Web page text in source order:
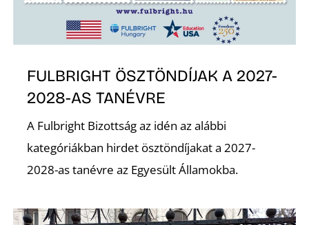
FULBRIGHT ÖSZTÖNDÍJAK A 2027-
2028-AS TANÉVRE
A Fulbright Bizottság az idén az alábbi
kategóriákban hirdet ösztöndíjakat a 2027-
2028-as tanévre az Egyesült Államokba.